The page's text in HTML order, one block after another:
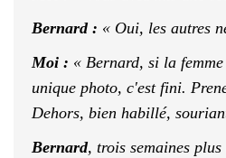
Bernard : « Oui, les autres
Moi : « Bernard, si la
unique photo, c'est fini.
Dehors, bien habillé,
Bernard, trois semaines